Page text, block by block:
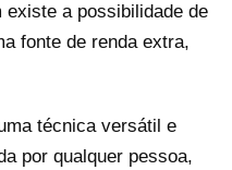
existe a possibilidade de
fonte de renda extra,
técnica versátil e
por qualquer pessoa,